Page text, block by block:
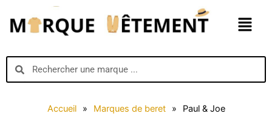
contenu
Menu
SearchSearch
Accueil » Marques de beret » Paul & Joe